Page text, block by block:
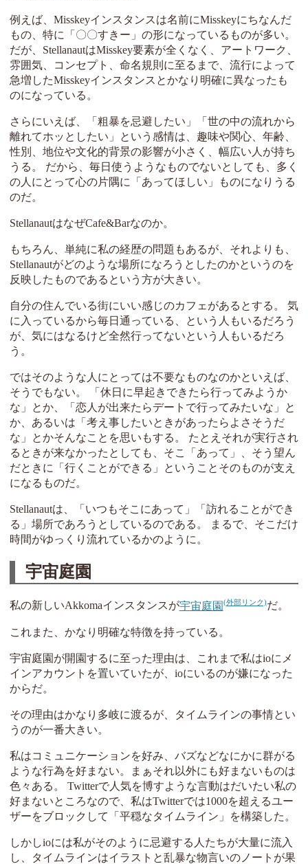
例えば、Misskeyインスタンスは名前にMisskeyにちなんだ
もの、特に「〇〇すきー」の形になっているものが多い。
だが、StellanautはMisskey要素が全くなく、アートワーク、
雰囲気、コンセプト、命名規則に至るまで、流行によって
急増したMisskeyインスタンスとかなり明確に異なったも
のになっている。
さらにいえば、「粗暴を忌避したい」「世の中の流れから
離れてホッとしたい」という感情は、趣味や関心、年齢、
性別、地位や文化的背景の影響が小さく、幅広い人が持ち
うる。 だから、毎日使うようなものでないとしても、多く
の人にとって心の片隅に「あってほしい」ものになりうる
のだ。
StellanautはなぜCafe&Barなのか。
もちろん、単純に私の経歴の問題もあるが、それよりも、
Stellanautがどのような場所になろうとしたのかというのを
反映したものであるという方が大きい。
自分の住んでいる街にいい感じのカフェがあるとする。 気
に入っているから毎日通っている、という人もいるだろう
が、気にはなるけど全然行ってないという人もいるだろ
う。
ではそのような人にとっては不要なものなのかといえば、
そうでもない。 「休日に早起きできたら行ってみようか
な」とか、「恋人が出来たらデートで行ってみたいな」と
か、あるいは「考え事したいときがあったらよさそうだ
な」とかそんなことを思いもする。 たとえそれが実行され
るときが来なかったとしても、そこ「あって」、そう望ん
だときに「行くことができる」ということそのものが支え
になるものだ。
Stellanautは、「いつもそこにあって」「訪れることができ
る」場所であろうとしているのである。 まるで、そこだけ
時間がゆっくり流れているかのように。
宇宙庭園
私の新しいAkkomaインスタンスが宇宙庭園 だ。
これまた、かなり明確な特徴を持っている。
宇宙庭園が開園するに至った理由は、これまで私はioにメ
インアカウントを置いていたが、ioにいるのが嫌になった
からだ。
その理由はかなり多岐に渡るが、タイムラインの事情とい
うのが一番大きい。
私はコミュニケーションを好み、バズなどなにかに群がる
ような行為を好まない。まぁそれ以外にも好まないものは
色々ある。 Twitterで人気を博すような言動はだいたい私の
好まないところなので、私はTwitterでは1000を超えるユー
ザーをブロックして「平穏なタイムライン」を構築した。
しかしioには私がそのように忌避する人たちが大量に流入
し、タイムラインはイラストと乱暴な物言いのノートが果